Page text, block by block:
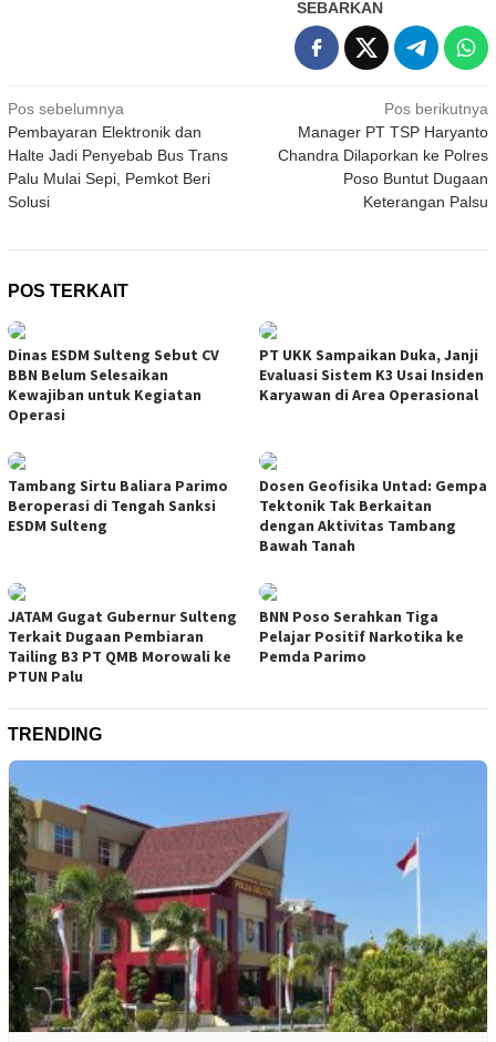
SEBARKAN
Navigasi
pos
Pos sebelumnya
Pembayaran Elektronik dan
Halte Jadi Penyebab Bus Trans
Palu Mulai Sepi, Pemkot Beri
Solusi
Pos berikutnya
Manager PT TSP Haryanto
Chandra Dilaporkan ke Polres
Poso Buntut Dugaan
Keterangan Palsu
POS TERKAIT
Dinas ESDM Sulteng Sebut CV
BBN Belum Selesaikan
Kewajiban untuk Kegiatan
Operasi
PT UKK Sampaikan Duka, Janji
Evaluasi Sistem K3 Usai Insiden
Karyawan di Area Operasional
Tambang Sirtu Baliara Parimo
Beroperasi di Tengah Sanksi
ESDM Sulteng
Dosen Geofisika Untad: Gempa
Tektonik Tak Berkaitan
dengan Aktivitas Tambang
Bawah Tanah
JATAM Gugat Gubernur Sulteng
Terkait Dugaan Pembiaran
Tailing B3 PT QMB Morowali ke
PTUN Palu
BNN Poso Serahkan Tiga
Pelajar Positif Narkotika ke
Pemda Parimo
TRENDING